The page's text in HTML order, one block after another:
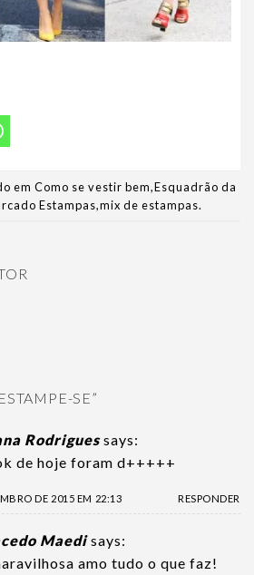
em Como se vestir bem,Esquadrão da
Estampas,mix de estampas.
ESTAMPE-SE”
Rodrigues says:
de hoje foram d+++++
DE 2015 EM 22:13 RESPONDER
Maedi says:
amo tudo o que faz!